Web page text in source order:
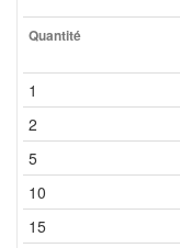
Quantité
1
2
5
10
15